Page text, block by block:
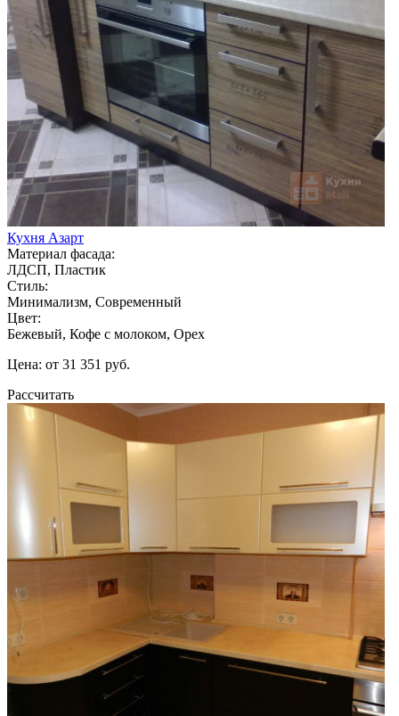
Кухня Азарт
Материал фасада:
ЛДСП, Пластик
Стиль:
Минимализм, Современный
Цвет:
Бежевый, Кофе с молоком, Орех
Цена: от 31 351 руб.
Рассчитать